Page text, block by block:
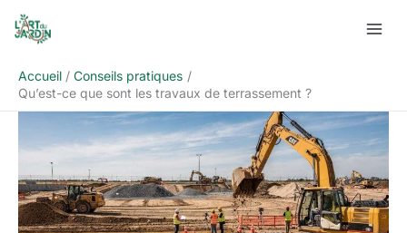
Aller
Accueil
Conseils pratiques
Qu’est-ce que sont les travaux de terrassement ?
Rechercher